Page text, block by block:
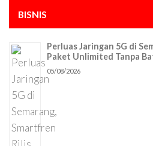
BISNIS
Perluas Jaringan 5G di
Paket Unlimited Tanpa
05/08/2026